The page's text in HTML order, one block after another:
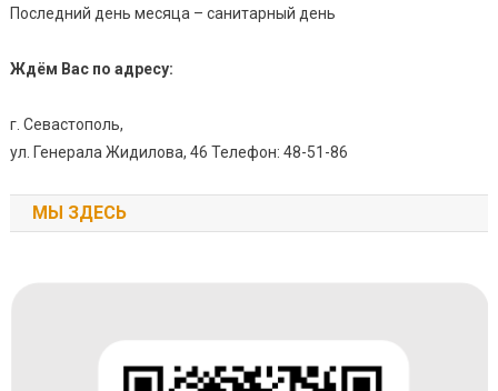
Последний день месяца – санитарный день
Ждём Вас по адресу:
г. Севастополь,
ул. Генерала Жидилова, 46 Телефон: 48-51-86
МЫ ЗДЕСЬ